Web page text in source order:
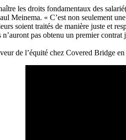
les droits fondamentaux des
Meinema. « C’est non seulement
soient traités de manière juste et
pas obtenu un premier
de l’équité chez Covered Bridge en